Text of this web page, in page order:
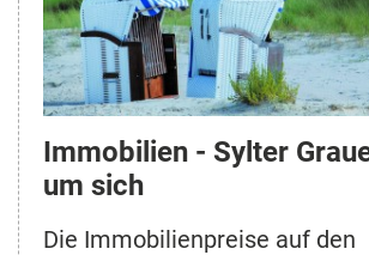
Immobilien - Sylter
um sich
Die Immobilienpreise auf den